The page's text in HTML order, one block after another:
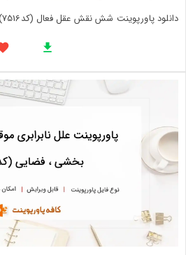
دانلود پاورپوینت شش نقش عقل فعال (کد7516)